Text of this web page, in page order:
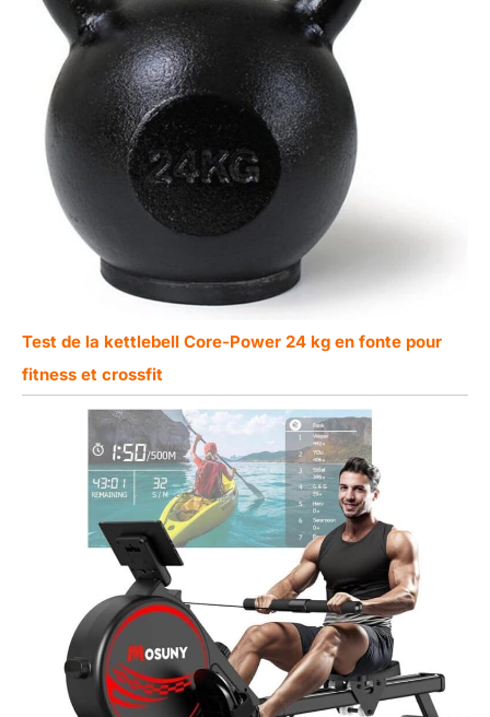
Test de la kettlebell Core-Power 24 kg en fonte pour
fitness et crossfit